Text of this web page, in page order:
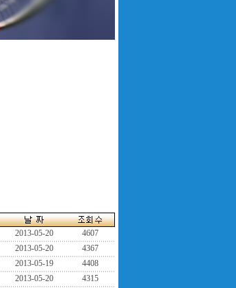
2013-05-20
4607
2013-05-20
4367
2013-05-19
4408
2013-05-20
4315